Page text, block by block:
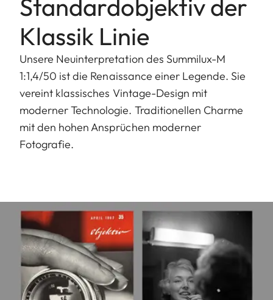
Standardobjektiv der
Klassik Linie
Unsere Neuinterpretation des Summilux-M
1:1,4/50 ist die Renaissance einer Legende. Sie
vereint klassisches Vintage-Design mit
moderner Technologie. Traditionellen Charme
mit den hohen Ansprüchen moderner
Fotografie.